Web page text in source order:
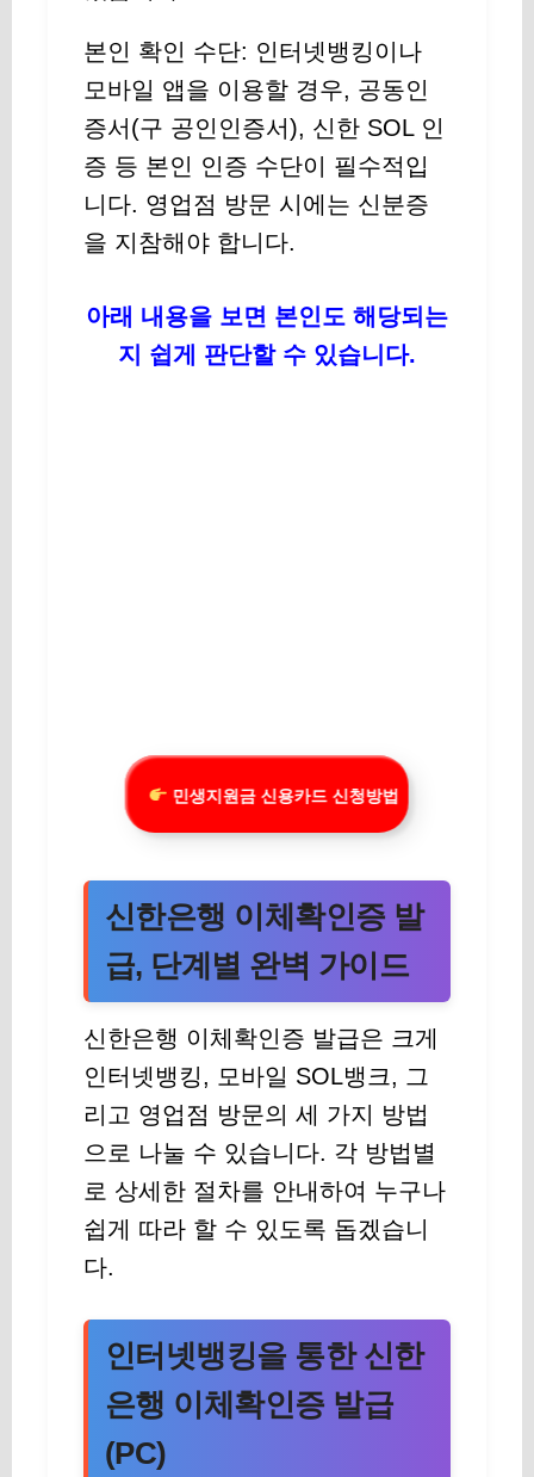
본인 확인 수단: 인터넷뱅킹이나
모바일 앱을 이용할 경우, 공동인
증서(구 공인인증서), 신한 SOL 인
증 등 본인 인증 수단이 필수적입
니다. 영업점 방문 시에는 신분증
을 지참해야 합니다.
아래 내용을 보면 본인도 해당되는
지 쉽게 판단할 수 있습니다.
민생지원금 신용카드 신청방법
신한은행 이체확인증 발
급, 단계별 완벽 가이드
신한은행 이체확인증 발급은 크게
인터넷뱅킹, 모바일 SOL뱅크, 그
리고 영업점 방문의 세 가지 방법
으로 나눌 수 있습니다. 각 방법별
로 상세한 절차를 안내하여 누구나
쉽게 따라 할 수 있도록 돕겠습니
다.
인터넷뱅킹을 통한 신한
은행 이체확인증 발급
(PC)